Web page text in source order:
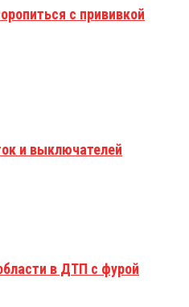
с прививкой
и выключателей
в ДТП с фурой